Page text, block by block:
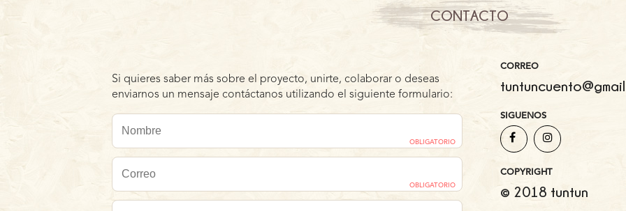
CONTACTO
Si quieres saber más sobre el proyecto, unirte, colaborar o deseas
enviarnos un mensaje contáctanos utilizando el siguiente formulario:
OBLIGATORIO
OBLIGATORIO
CORREO
SIGUENOS
COPYRIGHT
© 2018 tuntun